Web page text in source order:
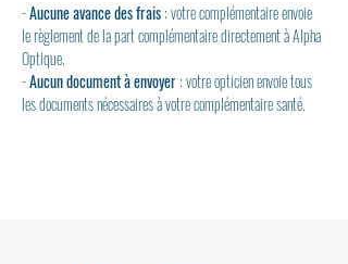
- Aucune avance des frais : votre complémentaire envoie
le règlement de la part complémentaire directement à Alpha
Optique.
- Aucun document à envoyer : votre opticien envoie tous
les documents nécessaires à votre complémentaire santé.